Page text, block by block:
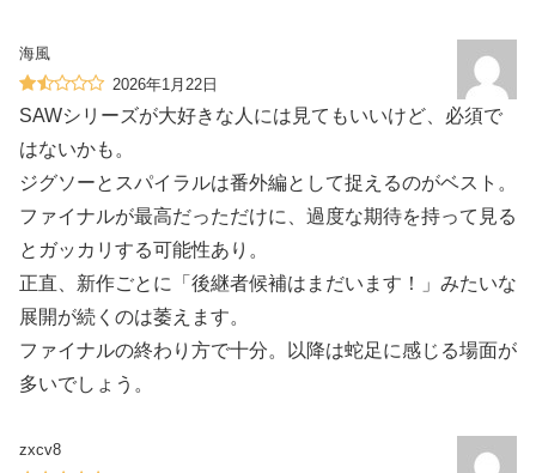
海風
2026年1月22日
SAWシリーズが大好きな人には見てもいいけど、必須で
はないかも。
ジグソーとスパイラルは番外編として捉えるのがベスト。
ファイナルが最高だっただけに、過度な期待を持って見る
とガッカリする可能性あり。
正直、新作ごとに「後継者候補はまだいます！」みたいな
展開が続くのは萎えます。
ファイナルの終わり方で十分。以降は蛇足に感じる場面が
多いでしょう。
zxcv8